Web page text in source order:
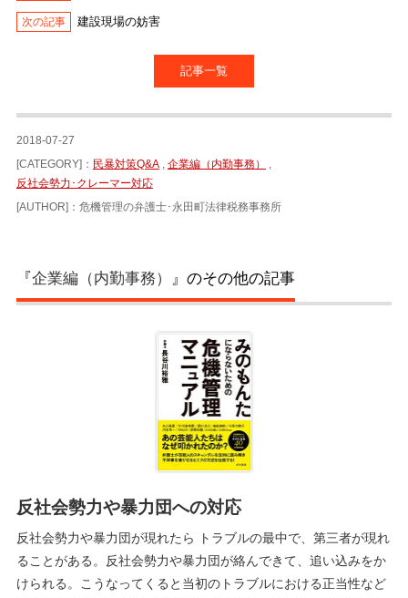
建設現場の妨害
記事一覧
2018-07-27
[CATEGORY]： 民暴対策Q&A 企業編（内勤事務）
反社会勢力･クレーマー対応
[AUTHOR]：危機管理の弁護士･永田町法律税務事務所
『企業編（内勤事務） 』のその他の記事
反社会勢力や暴力団への対応
反社会勢力や暴力団が現れたら トラブルの最中で、第三者が現れ
ることがある。反社会勢力や暴力団が絡んできて、追い込みをか
けられる。こうなってくると当初のトラブルにおける正当性など